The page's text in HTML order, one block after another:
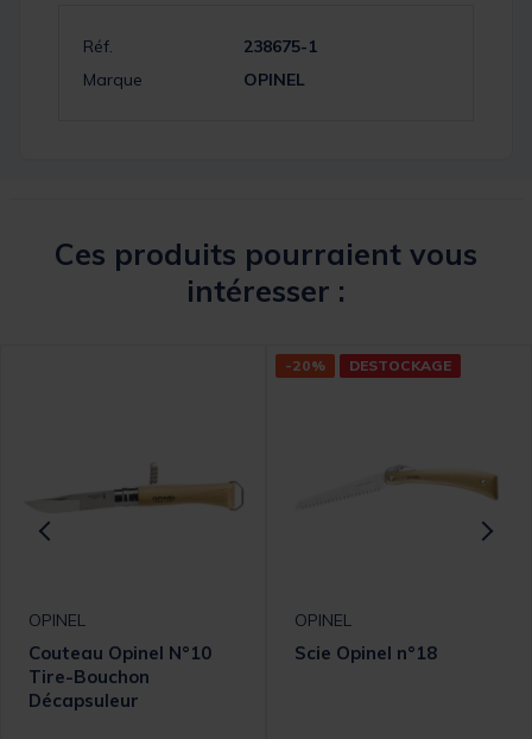
Réf.
238675-1
Marque
OPINEL
Ces produits pourraient vous
intéresser :
OPINEL
Couteau Opinel N°10
Tire-Bouchon
Décapsuleur
-20% DESTOCKAGE
OPINEL
Scie Opinel n°18